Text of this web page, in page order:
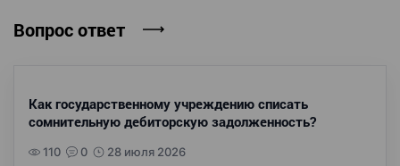
Вопрос ответ
Как государственному учреждению списать
сомнительную дебиторскую задолженность?
110 0 28 июля 2026